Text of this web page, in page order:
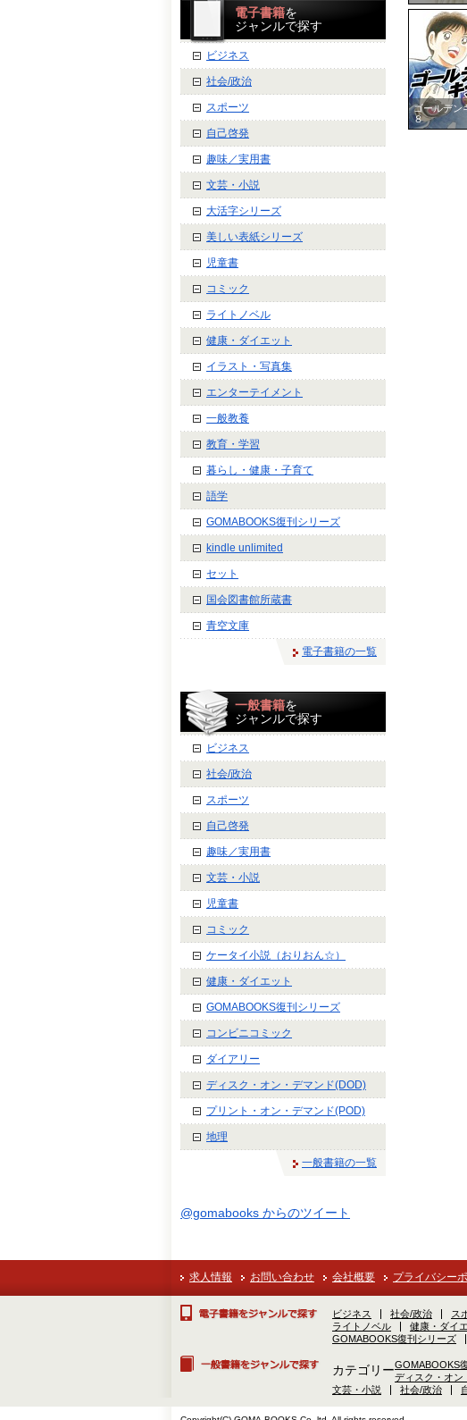
電子書籍を
ジャンルで探す
ビジネス
社会/政治
スポーツ
自己啓発
趣味／実用書
文芸・小説
大活字シリーズ
美しい表紙シリーズ
児童書
コミック
ライトノベル
健康・ダイエット
イラスト・写真集
エンターテイメント
一般教養
教育・学習
暮らし・健康・子育て
語学
GOMABOOKS復刊シリーズ
kindle unlimited
セット
国会図書館所蔵書
青空文庫
電子書籍の一覧
一般書籍を
ジャンルで探す
ビジネス
社会/政治
スポーツ
自己啓発
趣味／実用書
文芸・小説
児童書
コミック
ケータイ小説（おりおん☆）
健康・ダイエット
GOMABOOKS復刊シリーズ
コンビニコミック
ダイアリー
ディスク・オン・デマンド(DOD)
プリント・オン・デマンド(POD)
地理
一般書籍の一覧
@gomabooks からのツイート
ゴールデン
８
求人情報 お問い合わせ 会社概要 プライバシー
ビジネス 社会/政治 ス
ライトノベル
健康・ダイ
GOMABOOKS復刊シリーズ
カテゴリーGOMABOOKS
ディスク・オン
文芸・小説
社会/政治